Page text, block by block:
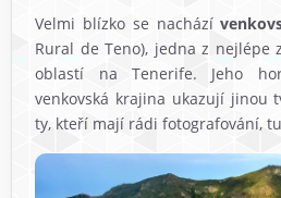
Velmi blízko se nachází
Rural de Teno), jedna z nejlépe
oblastí na Tenerife. Jeho
venkovská krajina ukazují jinou
ty, kteří mají rádi fotografování,